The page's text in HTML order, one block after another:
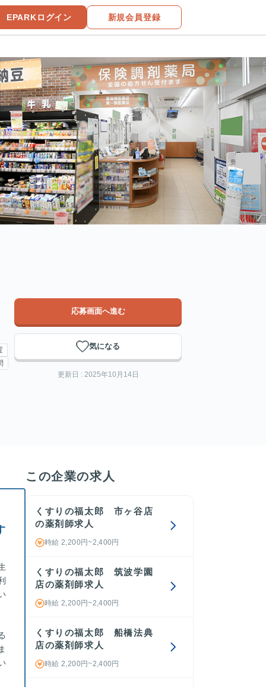
EPARKログイン 新規会員登録
応募画面へ進む
気になる
更新日 : 2025年10月14日
この企業の求人
くすりの福太郎 市ヶ谷店
の薬剤師求人
時給 2,200円~2,400円
くすりの福太郎 筑波学園
店の薬剤師求人
時給 2,200円~2,400円
くすりの福太郎 船橋法典
店の薬剤師求人
時給 2,200円~2,400円